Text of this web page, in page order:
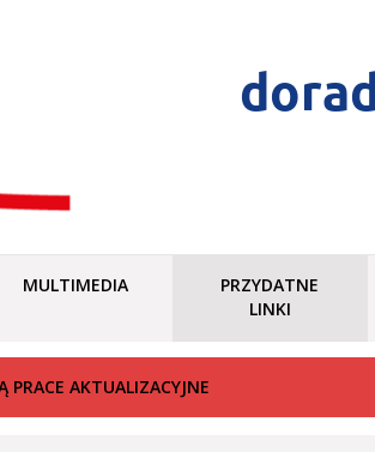
MULTIMEDIA
PRZYDATNE
LINKI
PRACE AKTUALIZACYJNE